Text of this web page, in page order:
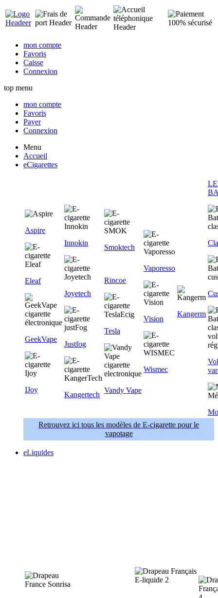
mon compte
Favoris
Caisse
Connexion
top menu
mon compte
Favoris
Payer
Connexion
Menu
Accueil
eCigarettes
Aspire
Eleaf
GeekVape
IJoy
Innokin
Joyetech
Justfog
Kangertech
Smoktech
Rincoe
Tesla
Vandy Vape
Vaporesso
Vision
Wismec
Kangerm
Retrouvez ici tous les modèles de E-cigarette pour le
vapotage
eLiquides